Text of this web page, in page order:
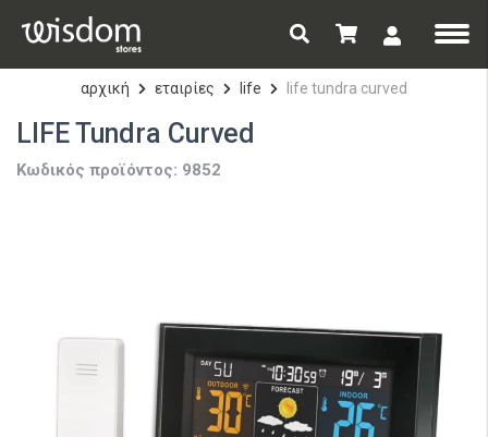
αρχική εταιρίες life life tundra curved
LIFE Tundra Curved
Κωδικός προϊόντος: 9852